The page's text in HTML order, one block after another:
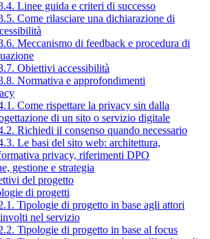
Linee guida e criteri di successo
Come rilasciare una dichiarazione di
Meccanismo di feedback e procedura di
Obiettivi accessibilità
Normativa e approfondimenti
Come rispettare la privacy sin dalla
di un sito o servizio digitale
Richiedi il consenso quando necessario
Le basi del sito web: architettura,
privacy, riferimenti DPO
gestione e strategia
del progetto
di progetti
Tipologie di progetto in base agli attori
nel servizio
Tipologie di progetto in base al focus